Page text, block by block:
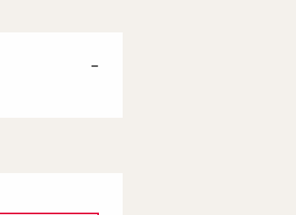
—